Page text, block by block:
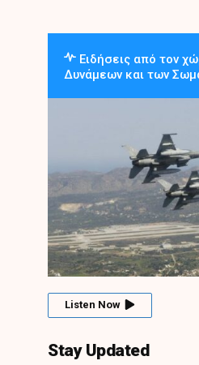
Ειδήσεις από τον
Δυνάμεων και των
Listen Now
Stay Updated